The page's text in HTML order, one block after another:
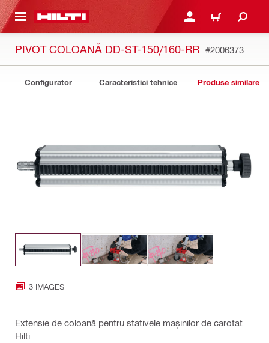
CONTENT CONECTARE SAU
COȘ
PIVOT COLOANĂ DD-ST-150/160-RR #2006373
Configurator Caracteristici tehnice Produse similare
3 IMAGES
Extensie de coloană pentru stativele mașinilor de carotat
Hilti